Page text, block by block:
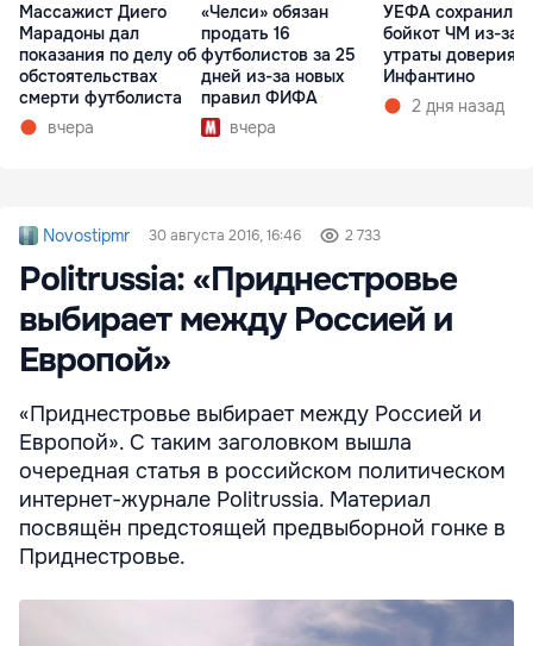
Массажист Диего
Марадоны дал
показания по делу об
обстоятельствах
смерти футболиста
вчера
«Челси» обязан
продать 16
футболистов за 25
дней из-за новых
правил ФИФА
вчера
УЕФА сохранил
бойкот ЧМ из-за
утраты доверия к
Инфантино
2 дня назад
Novostipmr 30 августа 2016, 16:46 2 733
Politrussia: «Приднестровье
выбирает между Россией и
Европой»
«Приднестровье выбирает между Россией и
Европой». С таким заголовком вышла
очередная статья в российском политическом
интернет-журнале Рolitrussia. Материал
посвящён предстоящей предвыборной гонке в
Приднестровье.